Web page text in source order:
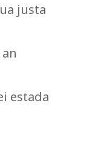
justa
estada